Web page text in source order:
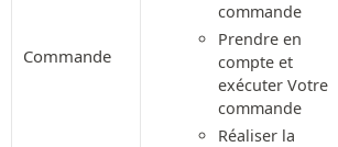
Commande
commande
Prendre en
compte et
exécuter Votre
commande
Réaliser la